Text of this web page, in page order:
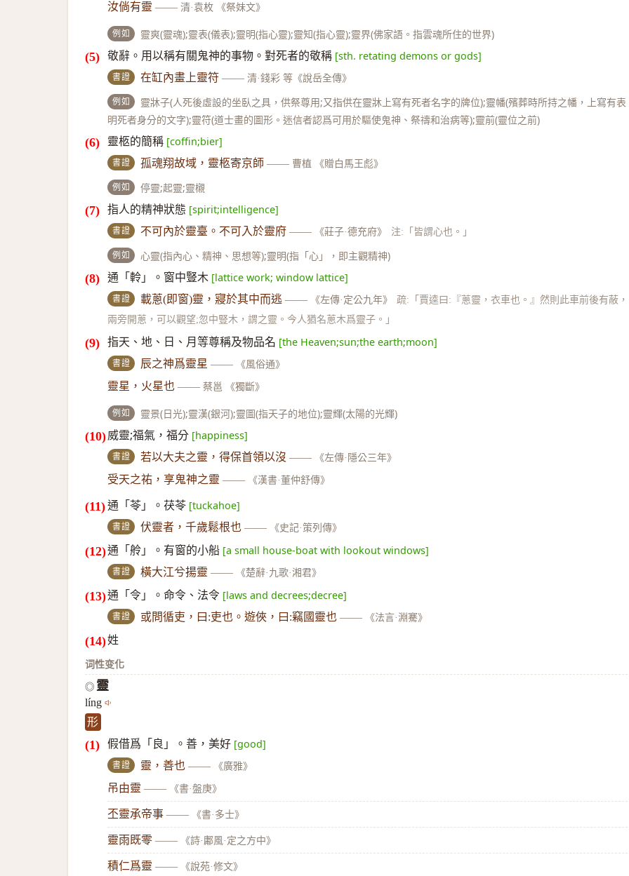
汝倘有靈 —— 清·袁枚 《祭妹文》
例如 靈爽(靈魂);靈表(儀表);靈明(指心靈);靈知(指心靈);靈界(佛家語。指雲魂所住的世界)
敬辭。用以稱有關鬼神的事物。對死者的敬稱 [sth. retating demons or gods]
書證 在缸內畫上靈符 —— 清·錢彩 等《說岳全傳》
例如
靈牀子(人死後虛設的坐臥之具，供祭尊用;又指供在靈牀上寫有死者名字的牌位);靈幡(殯葬時所持之幡，上寫有表
明死者身分的文字);靈符(道士畫的圖形。迷信者認爲可用於驅使鬼神、祭禱和治病等);靈前(靈位之前)
靈柩的簡稱 [coffin;bier]
書證 孤魂翔故域，靈柩寄京師 —— 曹植 《贈白馬王彪》
例如 停靈;起靈;靈櫬
指人的精神狀態 [spirit;intelligence]
書證 不可內於靈臺。不可入於靈府 —— 《莊子·德充府》 注:「皆謂心也。」
例如 心靈(指內心、精神、思想等);靈明(指「心」，即主觀精神)
通「軨」。窗中豎木 [lattice work; window lattice]
書證 載蔥(即窗)靈，寢於其中而逃 —— 《左傳·定公九年》
疏:「賈逵曰:『蔥靈，衣車也。』然則此車前後有蔽，
兩旁開蔥，可以觀望;忽中豎木，謂之靈。今人猶名蔥木爲靈子。」
指天、地、日、月等尊稱及物品名 [the Heaven;sun;the earth;moon]
書證 辰之神爲靈星 —— 《風俗通》
靈星，火星也 —— 蔡邕 《獨斷》
例如 靈景(日光);靈漢(銀河);靈圖(指天子的地位);靈輝(太陽的光輝)
威靈;福氣，福分 [happiness]
書證 若以大夫之靈，得保首領以沒 —— 《左傳·隱公三年》
受天之祐，享鬼神之靈 —— 《漢書·董仲舒傳》
通「苓」。茯苓 [tuckahoe]
書證 伏靈者，千歲鬆根也 —— 《史記·策列傳》
通「舲」。有窗的小船 [a small house-boat with lookout windows]
書證 橫大江兮揚靈 —— 《楚辭·九歌·湘君》
通「令」。命令、法令 [laws and decrees;decree]
書證 或問循吏，曰:吏也。遊俠，曰:竊國靈也 —— 《法言·淵騫》
姓
词性变化
◎ 靈
líng
形
假借爲「良」。善，美好 [good]
書證 靈，善也 —— 《廣雅》
吊由靈 —— 《書·盤庚》
丕靈承帝事 —— 《書·多士》
靈雨既零 —— 《詩·鄘風·定之方中》
積仁爲靈 —— 《說苑·修文》